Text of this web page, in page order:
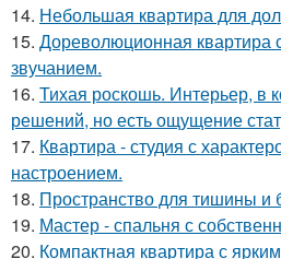
14. Небольшая квартира для
15. Дореволюционная квартира
звучанием.
16. Тихая роскошь. Интерьер, в
решений, но есть ощущение
17. Квартира - студия с
настроением.
18. Пространство для тишины и
19. Мастер - спальня с
20. Компактная квартира с